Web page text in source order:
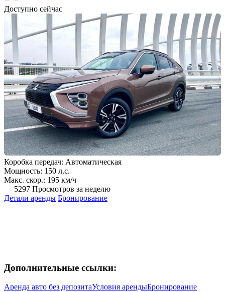
Доступно сейчас
Коробка передач: Автоматическая
Мощность: 150 л.с.
Макс. скор.: 195 км/ч
5297 Просмотров за неделю
Детали аренды Бронирование
Дополнительные ссылки:
Аренда авто без депозитаУсловия арендыБронирование